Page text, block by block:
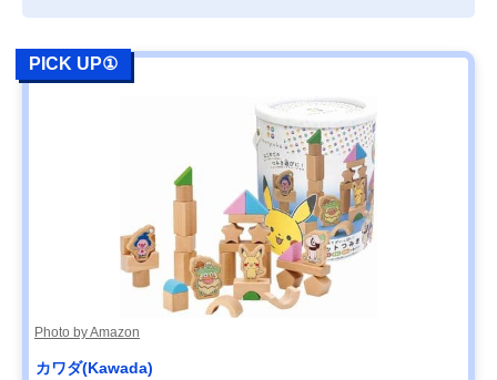
PICK UP①
Photo by Amazon
カワダ(Kawada)